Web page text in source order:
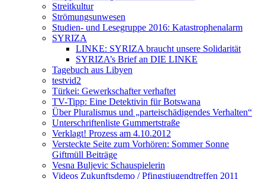
Streitkultur
Strömungsunwesen
Studien- und Lesegruppe 2016: Katastrophenalarm
SYRIZA
LINKE: SYRIZA braucht unsere Solidarität
SYRIZA’s Brief an DIE LINKE
Tagebuch aus Libyen
testvid2
Türkei: Gewerkschafter verhaftet
TV-Tipp: Eine Detektivin für Botswana
Über Pluralismus und „parteischädigendes Verhalten“
Unterschriftenliste Gummertstraße
Verklagt! Prozess am 4.10.2012
Versteckte Seite zum Vorhören: Sommer Sonne
Giftmüll Beiträge
Vesna Buljevic Schauspielerin
Videos Zukunftsdemo / Pfingstjugendtreffen 2011